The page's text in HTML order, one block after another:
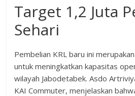
Target 1,2 Juta
Sehari
Pembelian KRL baru ini
untuk meningkatkan kapasitas
wilayah Jabodetabek. Asdo
KAI Commuter, menjelaskan